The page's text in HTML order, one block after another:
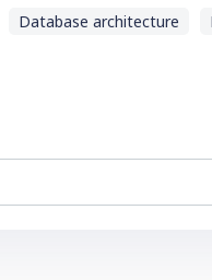
Database architecture